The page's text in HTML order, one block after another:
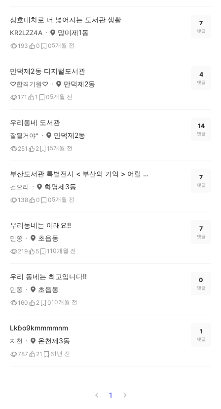
상호대차로 더 넓어지는 도서관 생활
KR2LZZ4A 망미제1동
193 0 05개월 전
7
댓글
만덕제2동 디지털도서관
♡합격기원♡ 만덕제2동
171 1 05개월 전
4
댓글
우리동네 도서관
잘될거야^ 만덕제2동
251 2 1 5개월 전
14
댓글
부산도서관 특별전시 < 부산의 기억 > 어릴 때 기억이 새록새록^^
걸으리 화명제3동
138 0 05개월 전
7
댓글
우리동네는 이래요!!
민쫑 초읍동
219 5 1 10개월 전
7
댓글
우리 동네는 최고입니다!!
민쫑 초읍동
160 2 010개월 전
0
댓글
Lkɓo9kmmmmnm
지천 온천제3동
787 21 61년 전
1
댓글
1